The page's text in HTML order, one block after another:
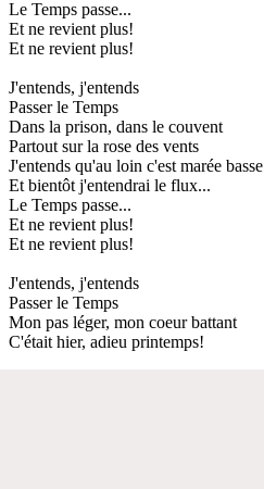
Le Temps passe...
Et ne revient plus!
Et ne revient plus!
J'entends, j'entends
Passer le Temps
Dans la prison, dans le couvent
Partout sur la rose des vents
J'entends qu'au loin c'est marée basse
Et bientôt j'entendrai le flux...
Le Temps passe...
Et ne revient plus!
Et ne revient plus!
J'entends, j'entends
Passer le Temps
Mon pas léger, mon coeur battant
C'était hier, adieu printemps!